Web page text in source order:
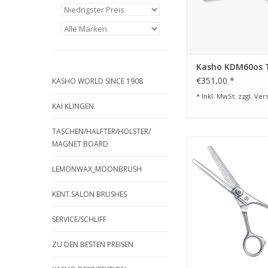
KASHO WORLD SINCE 1908
KAI KLINGEN
TASCHEN/HALFTER/HOLSTER/
MAGNET BOARD
LEMONWAX_MOONBRUSH
KENT.SALON BRUSHES
SERVICE/SCHLIFF
ZU DEN BESTEN PREISEN
Design welches für
ZUM WARENKORB
Kasho KDM60os
€351,00 *
* Inkl. MwSt. zzgl.
Green
Die KASHO Green
durch ihre
Offset-Form
ist ausgestattet
integrierten
einem